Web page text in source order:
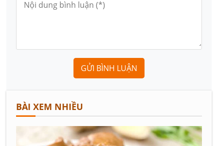
GỬI BÌNH LUẬN
BÀI XEM NHIỀU